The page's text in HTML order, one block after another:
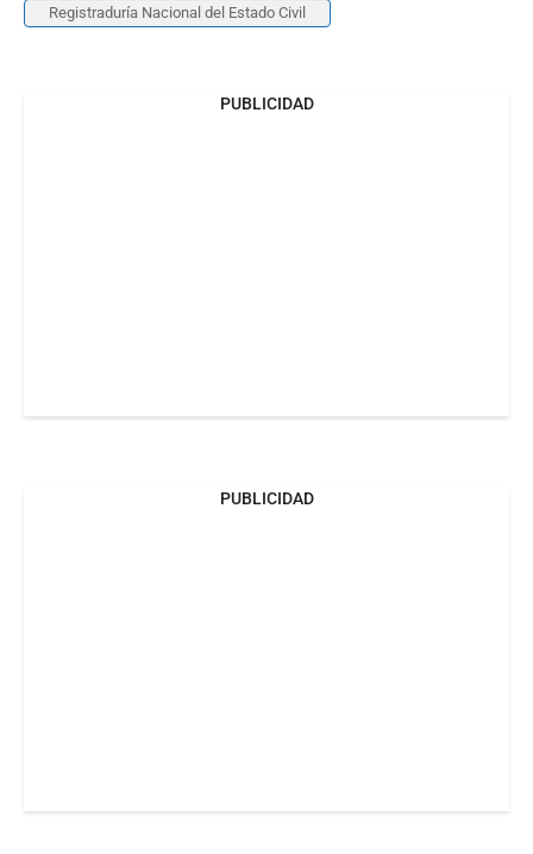
Registraduría Nacional del Estado Civil
PUBLICIDAD
PUBLICIDAD